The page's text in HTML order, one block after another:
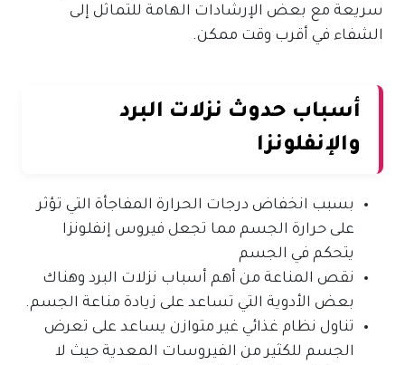
سريعة مع بعض الإرشادات الهامة للتماثل إلى
الشفاء في أقرب وقت ممكن.
أسباب حدوث نزلات البرد
والإنفلونزا
بسبب انخفاض درجات الحرارة المفاجأة التي تؤثر
على حرارة الجسم مما تجعل فيروس إنفلونزا
يتحكم في الجسم
نقص المناعة من أهم أسباب نزلات البرد وهناك
بعض الأدوية التي تساعد على زيادة مناعة الجسم.
تناول نظام غذائي غير متوازن يساعد على تعرض
الجسم للكثير من الفيروسات المعدية حيث لا